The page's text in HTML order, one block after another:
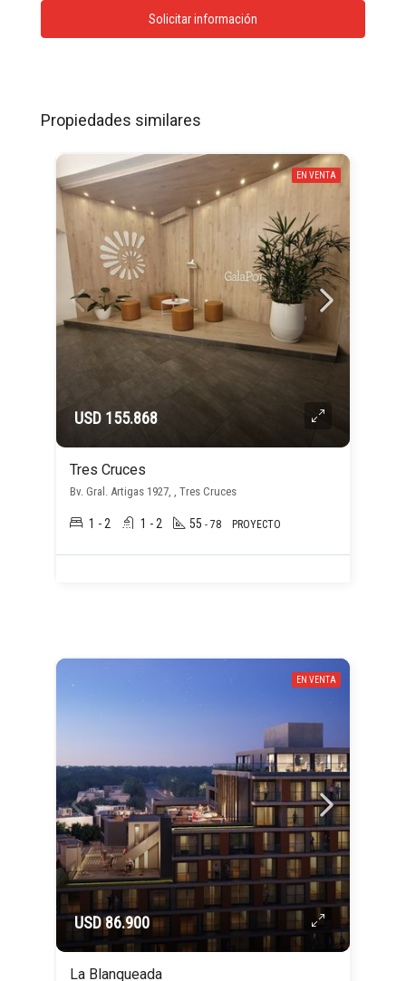
Solicitar información
Propiedades similares
EN VENTA
USD 155.868
Tres Cruces
Bv. Gral. Artigas 1927, , Tres Cruces
1 - 2 1 - 2 55 - 78 PROYECTO
EN VENTA
USD 86.900
La Blanqueada